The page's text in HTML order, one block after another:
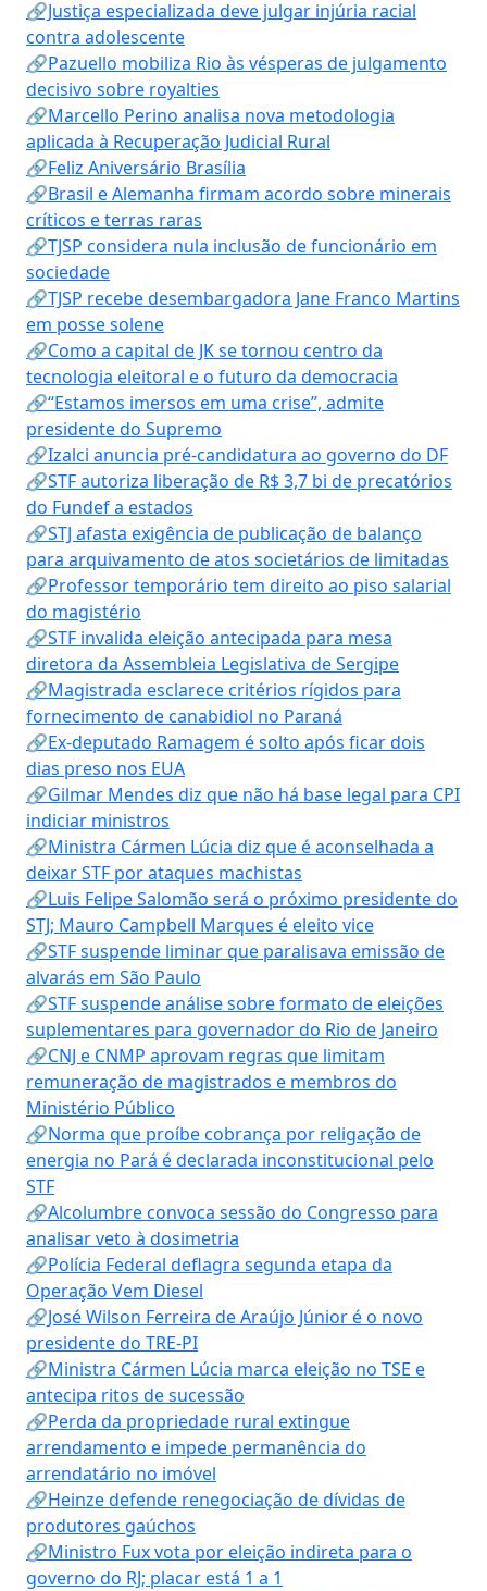
🔗Justiça especializada deve julgar injúria racial
contra adolescente
🔗Pazuello mobiliza Rio às vésperas de julgamento
decisivo sobre royalties
🔗Marcello Perino analisa nova metodologia
aplicada à Recuperação Judicial Rural
🔗Feliz Aniversário Brasília
🔗Brasil e Alemanha firmam acordo sobre minerais
críticos e terras raras
🔗TJSP considera nula inclusão de funcionário em
sociedade
🔗TJSP recebe desembargadora Jane Franco Martins
em posse solene
🔗Como a capital de JK se tornou centro da
tecnologia eleitoral e o futuro da democracia
🔗“Estamos imersos em uma crise”, admite
presidente do Supremo
🔗Izalci anuncia pré-candidatura ao governo do DF
🔗STF autoriza liberação de R$ 3,7 bi de precatórios
do Fundef a estados
🔗STJ afasta exigência de publicação de balanço
para arquivamento de atos societários de limitadas
🔗Professor temporário tem direito ao piso salarial
do magistério
🔗STF invalida eleição antecipada para mesa
diretora da Assembleia Legislativa de Sergipe
🔗Magistrada esclarece critérios rígidos para
fornecimento de canabidiol no Paraná
🔗Ex-deputado Ramagem é solto após ficar dois
dias preso nos EUA
🔗Gilmar Mendes diz que não há base legal para CPI
indiciar ministros
🔗Ministra Cármen Lúcia diz que é aconselhada a
deixar STF por ataques machistas
🔗Luis Felipe Salomão será o próximo presidente do
STJ; Mauro Campbell Marques é eleito vice
🔗STF suspende liminar que paralisava emissão de
alvarás em São Paulo
🔗STF suspende análise sobre formato de eleições
suplementares para governador do Rio de Janeiro
🔗CNJ e CNMP aprovam regras que limitam
remuneração de magistrados e membros do
Ministério Público
🔗Norma que proíbe cobrança por religação de
energia no Pará é declarada inconstitucional pelo
STF
🔗Alcolumbre convoca sessão do Congresso para
analisar veto à dosimetria
🔗Polícia Federal deflagra segunda etapa da
Operação Vem Diesel
🔗José Wilson Ferreira de Araújo Júnior é o novo
presidente do TRE-PI
🔗Ministra Cármen Lúcia marca eleição no TSE e
antecipa ritos de sucessão
🔗Perda da propriedade rural extingue
arrendamento e impede permanência do
arrendatário no imóvel
🔗Heinze defende renegociação de dívidas de
produtores gaúchos
🔗Ministro Fux vota por eleição indireta para o
governo do RJ; placar está 1 a 1